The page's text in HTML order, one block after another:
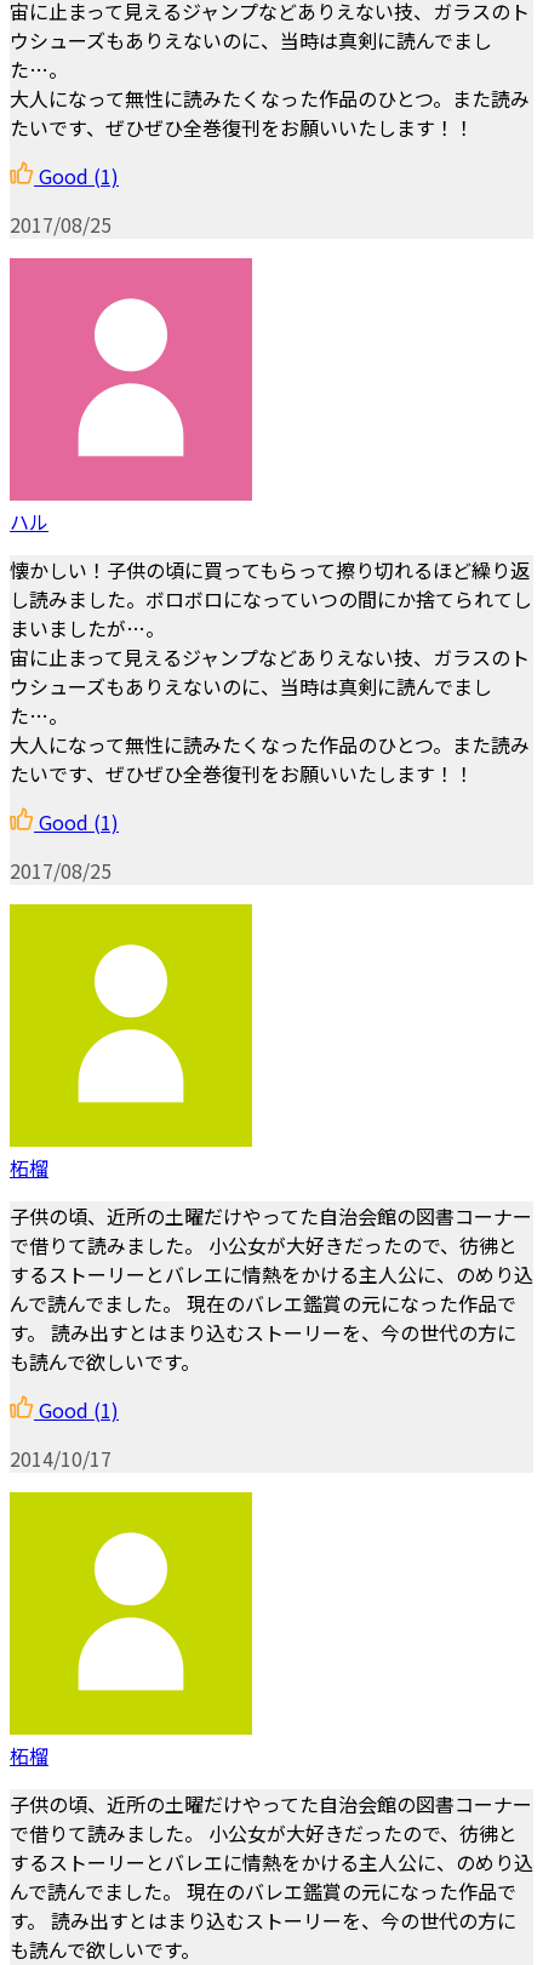
宙に止まって見えるジャンプなどありえない技、ガラスのト
ウシューズもありえないのに、当時は真剣に読んでまし
た…。
大人になって無性に読みたくなった作品のひとつ。また読み
たいです、ぜひぜひ全巻復刊をお願いいたします！！
Good (1)
2017/08/25
ハル
懐かしい！子供の頃に買ってもらって擦り切れるほど繰り返
し読みました。ボロボロになっていつの間にか捨てられてし
まいましたが…。
宙に止まって見えるジャンプなどありえない技、ガラスのト
ウシューズもありえないのに、当時は真剣に読んでまし
た…。
大人になって無性に読みたくなった作品のひとつ。また読み
たいです、ぜひぜひ全巻復刊をお願いいたします！！
Good (1)
2017/08/25
柘榴
子供の頃、近所の土曜だけやってた自治会館の図書コーナー
で借りて読みました。 小公女が大好きだったので、彷彿と
するストーリーとバレエに情熱をかける主人公に、のめり込
んで読んでました。 現在のバレエ鑑賞の元になった作品で
す。 読み出すとはまり込むストーリーを、今の世代の方に
も読んで欲しいです。
Good (1)
2014/10/17
柘榴
子供の頃、近所の土曜だけやってた自治会館の図書コーナー
で借りて読みました。 小公女が大好きだったので、彷彿と
するストーリーとバレエに情熱をかける主人公に、のめり込
んで読んでました。 現在のバレエ鑑賞の元になった作品で
す。 読み出すとはまり込むストーリーを、今の世代の方に
も読んで欲しいです。